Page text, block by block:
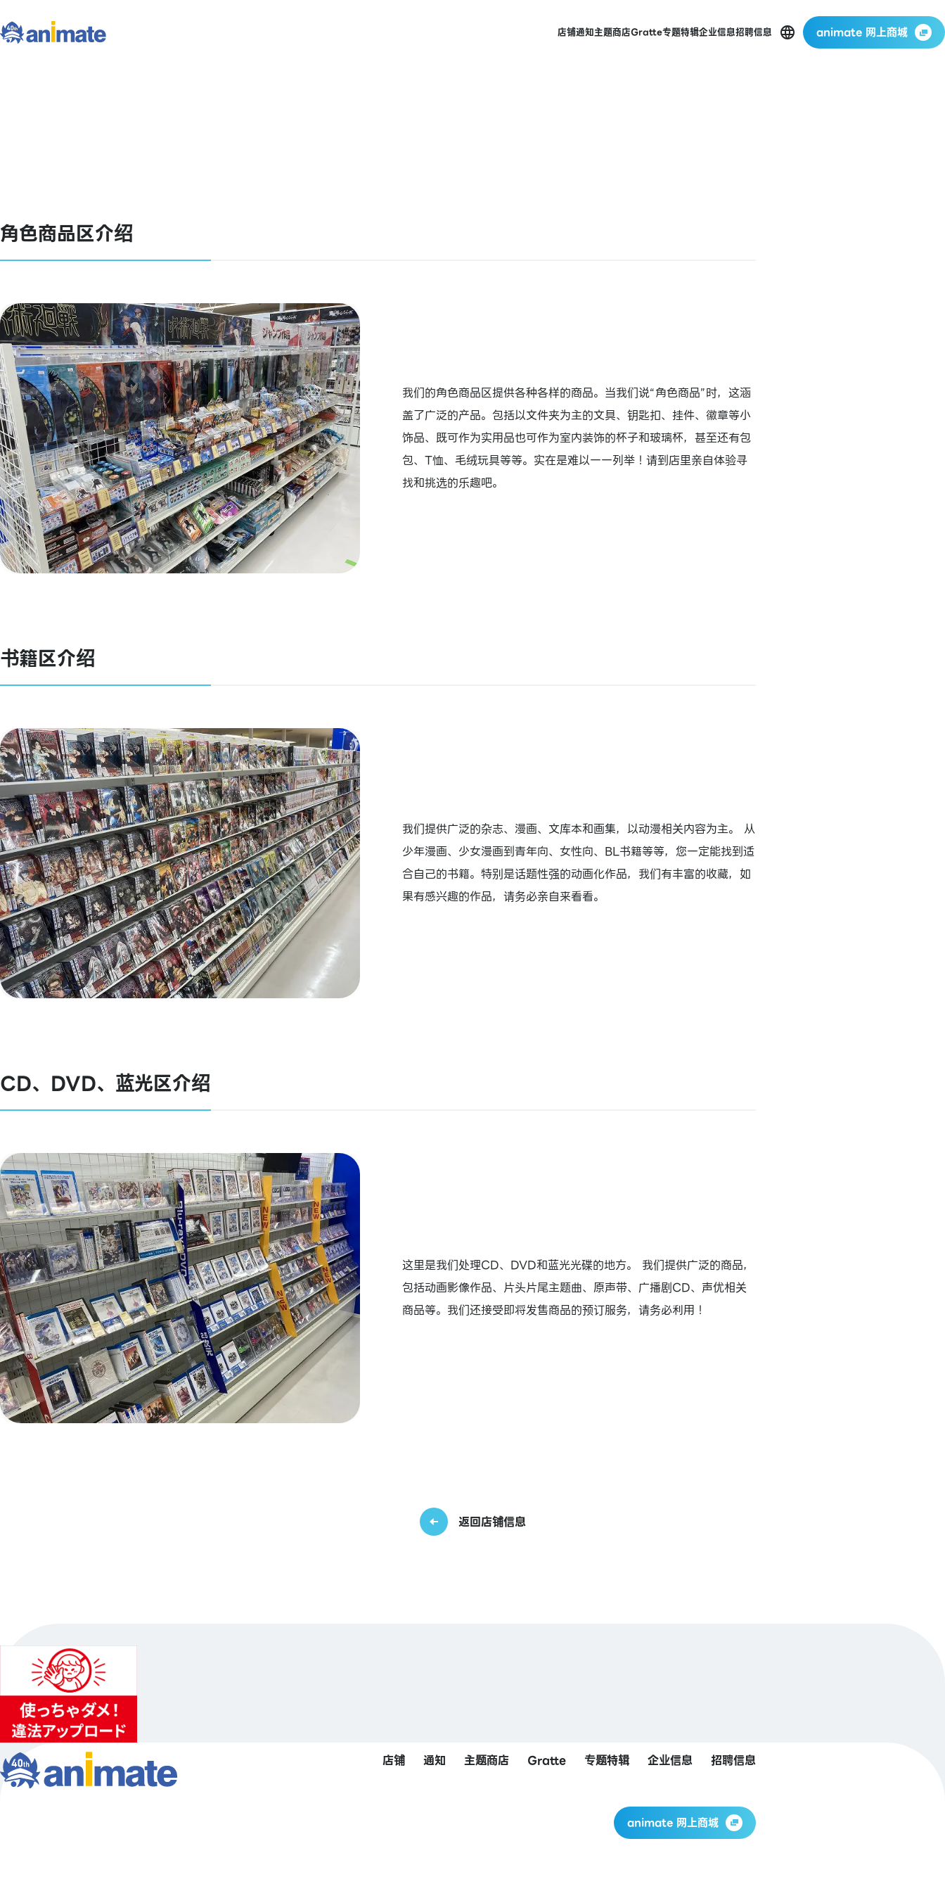
店铺通知主题商店Gratte专题特辑企业信息招聘信息 animate 网上商城
角色商品区介绍
我们的角色商品区提供各种各样的商品。当我们说“角色商品”时，这涵
盖了广泛的产品。包括以文件夹为主的文具、钥匙扣、挂件、徽章等小
饰品、既可作为实用品也可作为室内装饰的杯子和玻璃杯，甚至还有包
包、T恤、毛绒玩具等等。实在是难以一一列举！请到店里亲自体验寻
找和挑选的乐趣吧。
书籍区介绍
我们提供广泛的杂志、漫画、文库本和画集，以动漫相关内容为主。 从
少年漫画、少女漫画到青年向、女性向、BL书籍等等，您一定能找到适
合自己的书籍。特别是话题性强的动画化作品，我们有丰富的收藏，如
果有感兴趣的作品，请务必亲自来看看。
CD、DVD、蓝光区介绍
这里是我们处理CD、DVD和蓝光光碟的地方。 我们提供广泛的商品，
包括动画影像作品、片头片尾主题曲、原声带、广播剧CD、声优相关
商品等。我们还接受即将发售商品的预订服务，请务必利用！
返回店铺信息
店铺 通知 主题商店 Gratte 专题特辑 企业信息 招聘信息
animate 网上商城